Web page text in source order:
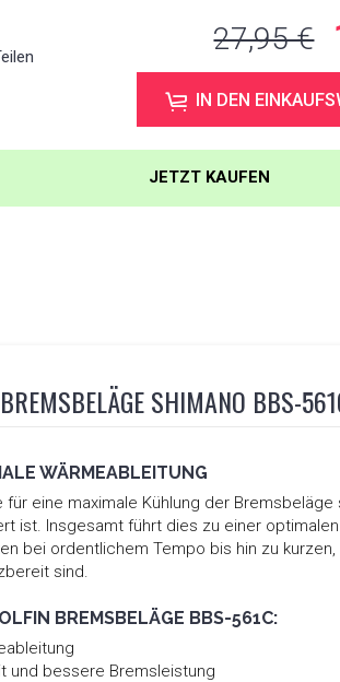
27,95 €
IN DEN
JETZT KAUFEN
SHIMANO BBS-
WÄRMEABLEITUNG
eine maximale Kühlung der
ist. Insgesamt führt dies zu einer
bei ordentlichem Tempo bis hin zu
sind.
BREMSBELÄGE BBS-561C:
und bessere Bremsleistung